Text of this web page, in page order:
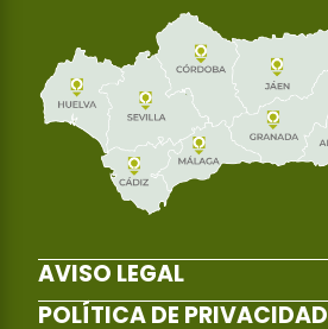
AVISO LEGAL
POLÍTICA DE PRIVACIDAD